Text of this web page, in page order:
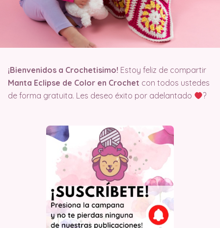
¡Bienvenidos a Crochetisimo! Estoy feliz de compartir
Manta Eclipse de Color en Crochet con todos ustedes
de forma gratuita. Les deseo éxito por adelantado
?